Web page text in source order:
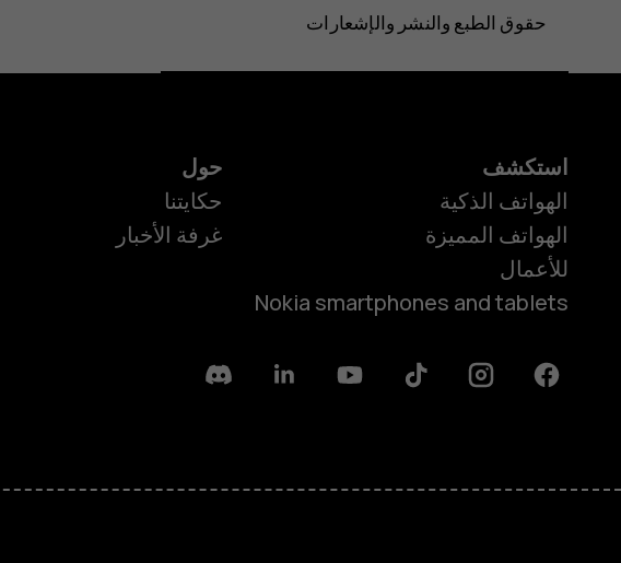
حقوق الطبع والنشر والإشعارات
استكشف
الهواتف الذكية
الهواتف المميزة
للأعمال
Nokia smartphones and tablets
حول
حكايتنا
غرفة الأخبار
Facebook
Instagram
Tiktok
Youtube
Linkedin
Discord